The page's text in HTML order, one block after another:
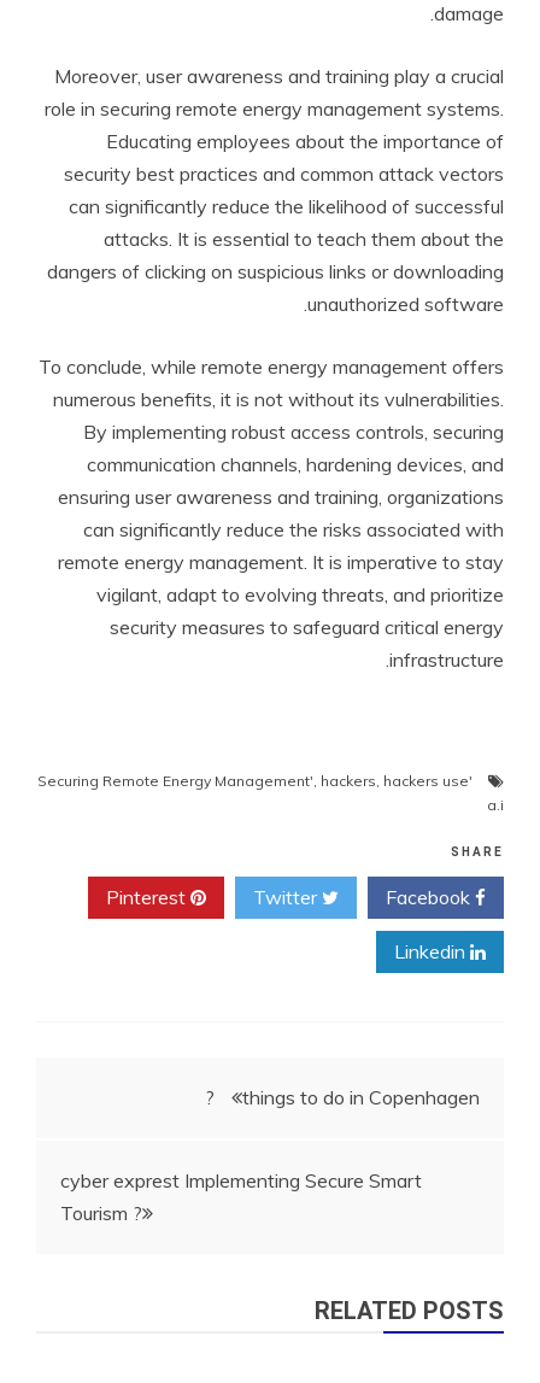
damage.
Moreover, user awareness and training play a crucial
role in securing remote energy management systems.
Educating employees about the importance of
security best practices and common attack vectors
can significantly reduce the likelihood of successful
attacks. It is essential to teach them about the
dangers of clicking on suspicious links or downloading
unauthorized software.
To conclude, while remote energy management offers
numerous benefits, it is not without its vulnerabilities.
By implementing robust access controls, securing
communication channels, hardening devices, and
ensuring user awareness and training, organizations
can significantly reduce the risks associated with
remote energy management. It is imperative to stay
vigilant, adapt to evolving threats, and prioritize
security measures to safeguard critical energy
infrastructure.
'Securing Remote Energy Management'
, hackers, hackers use
a.i
SHARE
Twitter
ניווט
things to do in Copenhagen ?
cyber exprest Implementing Secure Smart
Tourism ?
RELATED POSTS